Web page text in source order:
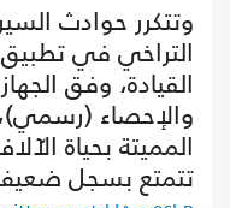
وتتكرر حوادث
التراخي في تطبيق
القيادة، وفق
والإحصاء
المميتة بحياة
تتمتع بسجل